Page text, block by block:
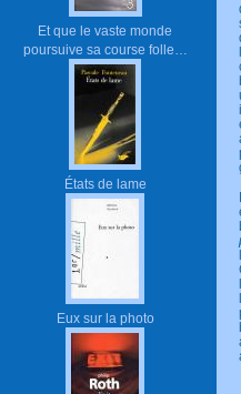
Et que le vaste monde
poursuive sa course folle…
États de lame
Eux sur la photo